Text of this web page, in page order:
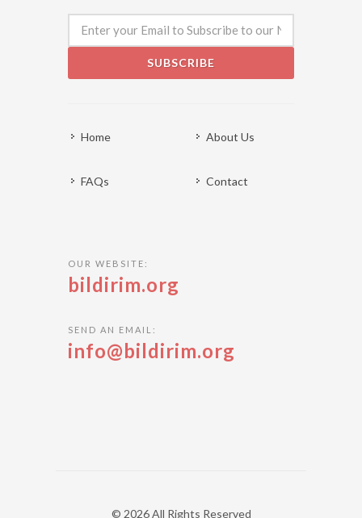
SUBSCRIBE
Home About Us
FAQs Contact
OUR WEBSITE:
bildirim.org
SEND AN EMAIL:
info@bildirim.org
© 2026 All Rights Reserved